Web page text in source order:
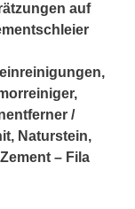
auf
/
Naturstein,
– Fila